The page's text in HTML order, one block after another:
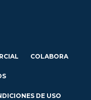
COLABORA
DE USO